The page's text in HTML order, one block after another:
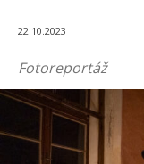
22.10.2023
Fotoreportáž